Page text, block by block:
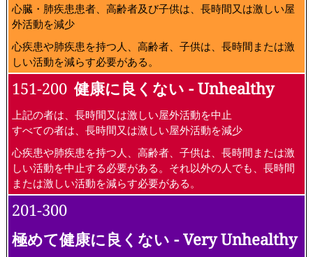
心臓・肺疾患患者、高齢者及び子供は、長時間又は激しい屋
外活動を減少
心疾患や肺疾患を持つ人、高齢者、子供は、長時間または激
しい活動を減らす必要がある。
151-200 健康に良くない - Unhealthy
上記の者は、長時間又は激しい屋外活動を中止
すべての者は、長時間又は激しい屋外活動を減少
心疾患や肺疾患を持つ人、高齢者、子供は、長時間または激
しい活動を中止する必要がある。それ以外の人でも、長時間
または激しい活動を減らす必要がある。
201-300
極めて健康に良くない - Very Unhealthy